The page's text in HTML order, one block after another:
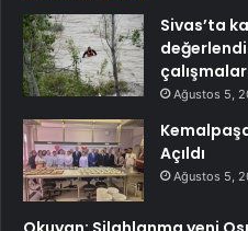
Sivas’ta
Ağustos 5,
Açıldı
Ağustos 5,